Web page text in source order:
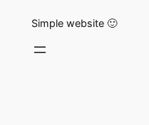
Simple website 🙂